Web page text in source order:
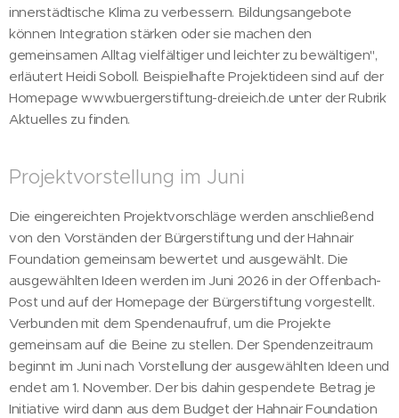
innerstädtische Klima zu verbessern. Bildungsangebote
können Integration stärken oder sie machen den
gemeinsamen Alltag vielfältiger und leichter zu bewältigen",
erläutert Heidi Soboll. Beispielhafte Projektideen sind auf der
Homepage www.buergerstiftung-dreieich.de unter der Rubrik
Aktuelles zu finden.
Projektvorstellung im Juni
Die eingereichten Projektvorschläge werden anschließend
von den Vorständen der Bürgerstiftung und der Hahnair
Foundation gemeinsam bewertet und ausgewählt. Die
ausgewählten Ideen werden im Juni 2026 in der Offenbach-
Post und auf der Homepage der Bürgerstiftung vorgestellt.
Verbunden mit dem Spendenaufruf, um die Projekte
gemeinsam auf die Beine zu stellen. Der Spendenzeitraum
beginnt im Juni nach Vorstellung der ausgewählten Ideen und
endet am 1. November. Der bis dahin gespendete Betrag je
Initiative wird dann aus dem Budget der Hahnair Foundation